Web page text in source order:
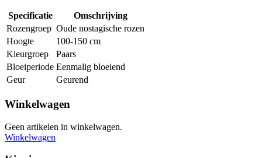
Specificatie
Omschrijving
Rozengroep Oude nostagische rozen
Hoogte
100-150 cm
Kleurgroep
Paars
Bloeiperiode Eenmalig bloeiend
Geur
Geurend
Winkelwagen
Geen artikelen in winkelwagen.
Winkelwagen